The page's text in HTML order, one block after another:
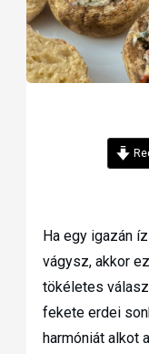
Ha egy igazán
vágysz, akkor
tökéletes
fekete erdei
harmóniát alkot